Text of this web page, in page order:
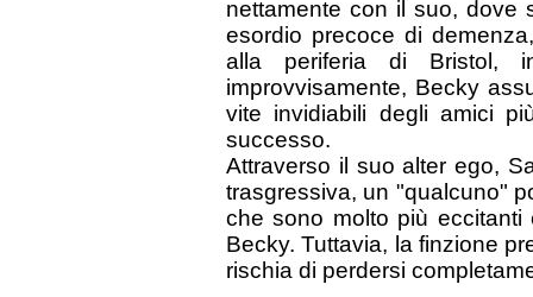
nettamente con il suo, dove
esordio precoce di
alla periferia di Bristol,
improvvisamente, Becky
vite invidiabili degli amici
successo.
Attraverso il suo alter ego,
trasgressiva, un "qualcuno"
che sono molto più
Becky. Tuttavia, la finzione
rischia di perdersi